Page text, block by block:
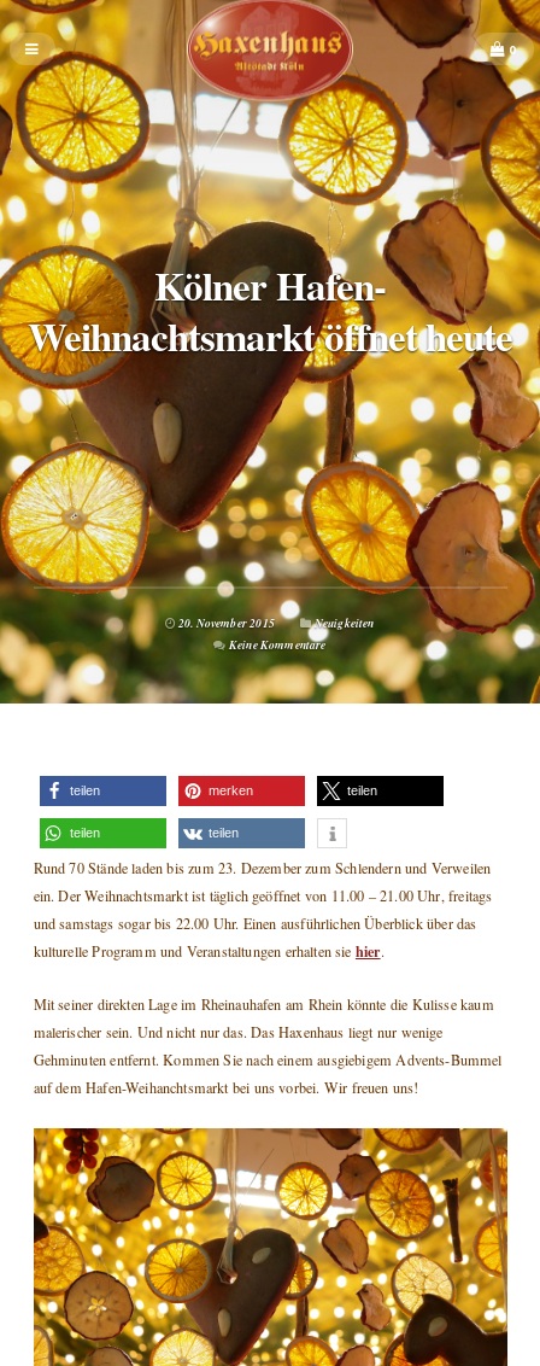
0
Kölner Hafen-
Weihnachtsmarkt öffnet heute
20. November 2015
Neuigkeiten
Keine Kommentare
teilen merken teilen
teilen teilen
Rund 70 Stände laden bis zum 23. Dezember zum Schlendern und Verweilen
ein. Der Weihnachtsmarkt ist täglich geöffnet von 11.00 – 21.00 Uhr, freitags
und samstags sogar bis 22.00 Uhr. Einen ausführlichen Überblick über das
kulturelle Programm und Veranstaltungen erhalten sie hier.
Mit seiner direkten Lage im Rheinauhafen am Rhein könnte die Kulisse kaum
malerischer sein. Und nicht nur das. Das Haxenhaus liegt nur wenige
Gehminuten entfernt. Kommen Sie nach einem ausgiebigem Advents-Bummel
auf dem Hafen-Weihanchtsmarkt bei uns vorbei. Wir freuen uns!